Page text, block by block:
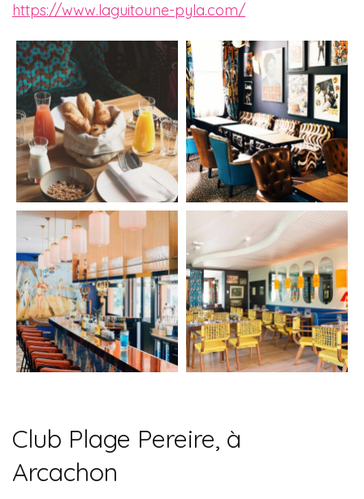
https://www.laguitoune-pyla.com/
Club Plage Pereire, à
Arcachon